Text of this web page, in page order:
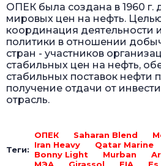
ОПЕК была создана в 1960 г.
мировых цен на нефть.
координация деятельности
политики в отношении
стран - участников
стабильных цен на нефть,
стабильных поставок нефти
получение отдачи от
отрасль.
Теги:
ОПЕК Saharan Blend
Iran Heavy
Qatar Marine
Bonny Light
Murban
МЭА
Girassol EIA